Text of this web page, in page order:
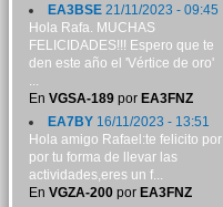
EA3BSE21/11/2023 - 09:45
Hola Rafa. MUCHAS
FELICIDADES!!! Espero que te
den este año el 'Vértice de oro'
...
En VGSA-189por EA3FNZ
EA7BY16/11/2023 - 13:51
Hola amigo Rafael:te felicito por
por tu forma de llevar las
actividades,eres un f...
En VGZA-200por EA3FNZ